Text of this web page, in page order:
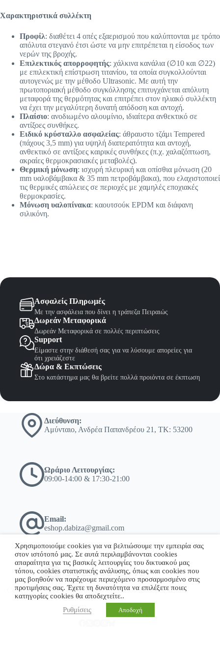
Χαρακτηριστικά συλλέκτη
Προφίλ: διαθέτει 4 οπές εξαερισμού που καλύπτονται με τρόπο
απόλυτα στεγανό έτσι ώστε να μην επιτρέπεται η είσοδος των
νερών της βροχής.
Επιλεκτικός απορροφητής: χάλκινα κανάλια (∅10 και ∅22)
με επιλεκτική επίστρωση τιτανίου, τα οποία συγκολλούνται
αυτογενώς με την μέθοδο Ultrasonic. Με αυτή την
πρωτοποριακή μέθοδο συγκόλλησης επιτυγχάνεται απόλυτη
μεταφορά της θερμότητας και επιτρέπει στον ηλιακό συλλέκτη
να έχει την μεγαλύτερη δυνατή απόδοση και αντοχή.
Πλαίσιο: ανοδιωμένο αλουμίνιο, ιδιαίτερα ανθεκτικό σε
αντίξοες συνθήκες.
Ειδικό κρύσταλλο ασφαλείας: άθραυστο τζάμι Tempered
(πάχους 3,5 mm) για υψηλή διαπερατότητα και αντοχή,
ανθεκτικό σε αντίξοες καιρικές συνθήκες (π.χ. χαλαζόπτωση,
ακραίες θερμοκρασιακές μεταβολές).
Θερμική μόνωση: ισχυρή πλευρική και οπίσθια μόνωση (20
mm υαλοβάμβακα & 35 mm πετρoβάμβακα), που ελαχιστοποιεί
τις θερμικές απώλειες σε περιοχές με χαμηλές εποχιακές
θερμοκρασίες.
Μόνωση υαλοπίνακα: καουτσούκ EPDM και διάφανη
σιλικόνη.
Ασφαλείς Πληρωμές
Με την ασφάλεια που δίνει η τράπεζα Πειραιώς
Δωρεάν Μεταφορικά
Δωρεάν Μεταφορικά σε πολλές περιπτώσεις
Support
Είμαστε στην διάθεσή σας για να λύσουμε απορείες για
ότι χρειάζεστε
Δώρα & Εκπτώσεις
Στο κατάστημα μας θα βρείτε πολλά προιόντα σε έκπτωση
Διεύθυνση:
Αμύνταιο, Ανδρέα Παπανδρέου 21, ΤΚ: 53200
Ωράριο Λειτουργίας:
09:00-14:00 & 17:30-21:00
Email:
eshop.dabiza@gmail.com
+30 23860 23775
Copyright © 2026 - WordPress Theme by Σκόδρας Ηλίας
Χρησιμοποιούμε cookies για να βελτιώσουμε την εμπειρία σας
στον ιστότοπό μας. Σε αυτά περιλαμβάνονται cookies
απαραίτητα για τις βασικές λειτουργίες του δικτυακού μας
τόπου, cookies στατιστικής ανάλυσης, όπως και cookies που
μας βοηθούν να παρέχουμε περιεχόμενο προσαρμοσμένο στις
προτιμήσεις σας. Έχετε τη δυνατότητα να επιλέξετε ποιες
κατηγορίες cookies θα αποδεχτείτε..
Ρυθμίσεις
Αποδοχή